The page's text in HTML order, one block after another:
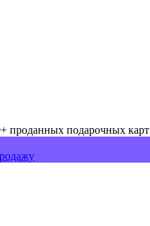
проданных подарочных карт